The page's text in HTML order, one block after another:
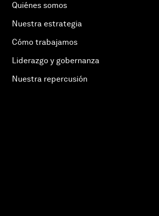
Quiénes somos
Nuestra estrategia
Cómo trabajamos
Liderazgo y gobernanza
Nuestra repercusión